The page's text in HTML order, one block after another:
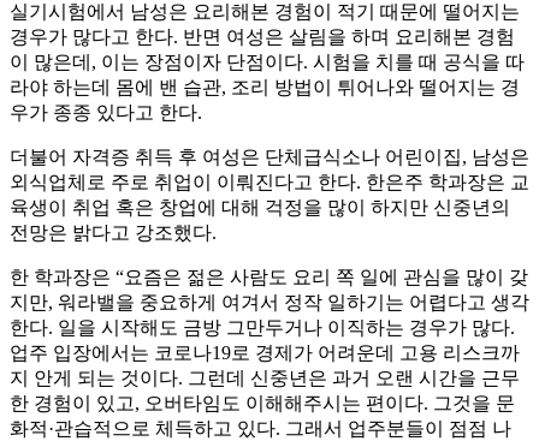
실기시험에서 남성은 요리해본 경험이 적기 때문에 떨어지는
경우가 많다고 한다. 반면 여성은 살림을 하며 요리해본 경험
이 많은데, 이는 장점이자 단점이다. 시험을 치를 때 공식을 따
라야 하는데 몸에 밴 습관, 조리 방법이 튀어나와 떨어지는 경
우가 종종 있다고 한다.
더불어 자격증 취득 후 여성은 단체급식소나 어린이집, 남성은
외식업체로 주로 취업이 이뤄진다고 한다. 한은주 학과장은 교
육생이 취업 혹은 창업에 대해 걱정을 많이 하지만 신중년의
전망은 밝다고 강조했다.
한 학과장은 “요즘은 젊은 사람도 요리 쪽 일에 관심을 많이 갖
지만, 워라밸을 중요하게 여겨서 정작 일하기는 어렵다고 생각
한다. 일을 시작해도 금방 그만두거나 이직하는 경우가 많다.
업주 입장에서는 코로나19로 경제가 어려운데 고용 리스크까
지 안게 되는 것이다. 그런데 신중년은 과거 오랜 시간을 근무
한 경험이 있고, 오버타임도 이해해주시는 편이다. 그것을 문
화적·관습적으로 체득하고 있다. 그래서 업주분들이 점점 나